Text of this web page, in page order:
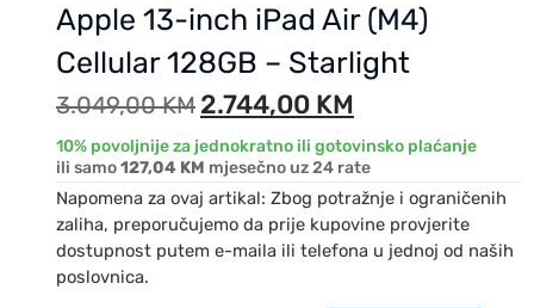
Apple 13-inch iPad Air (M4)
Cellular 128GB – Starlight
3.049,00KM 2.744,00 KM
10% povoljnije za jednokratno ili gotovinsko plaćanje
ili samo127,04 KM mjesečno uz 24 rate
Napomena za ovaj artikal: Zbog potražnje i ograničenih
zaliha, preporučujemo da prije kupovine provjerite
dostupnost putem e-maila ili telefona u jednoj od naših
poslovnica.